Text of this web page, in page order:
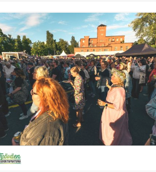
saavutettavampana ja
elämyksellisempänä.